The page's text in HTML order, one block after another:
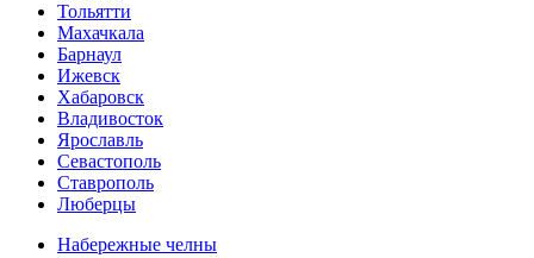
Тольятти
Махачкала
Барнаул
Ижевск
Хабаровск
Владивосток
Ярославль
Севастополь
Ставрополь
Люберцы
Набережные челны